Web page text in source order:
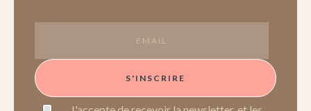
S'INSCRIRE